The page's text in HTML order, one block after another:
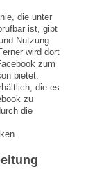
die unter
ist, gibt
Nutzung
wird dort
zum
bietet.
die es
zu
die